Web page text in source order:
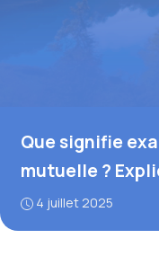
Que signifie
mutuelle ?
4 juillet 2025